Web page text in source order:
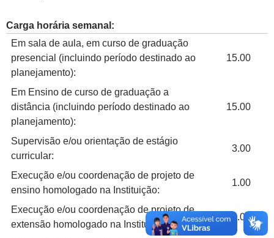
Carga horária semanal:
Em sala de aula, em curso de graduação
presencial (incluindo período destinado ao
planejamento):
15.00
Em Ensino de curso de graduação a
distância (incluindo período destinado ao
planejamento):
15.00
Supervisão e/ou orientação de estágio
curricular:
3.00
Execução e/ou coordenação de projeto de
ensino homologado na Instituição:
1.00
Execução e/ou coordenação de projeto de
extensão homologado na Instituição:
1.00